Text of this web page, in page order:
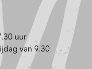
uur
van 9.30